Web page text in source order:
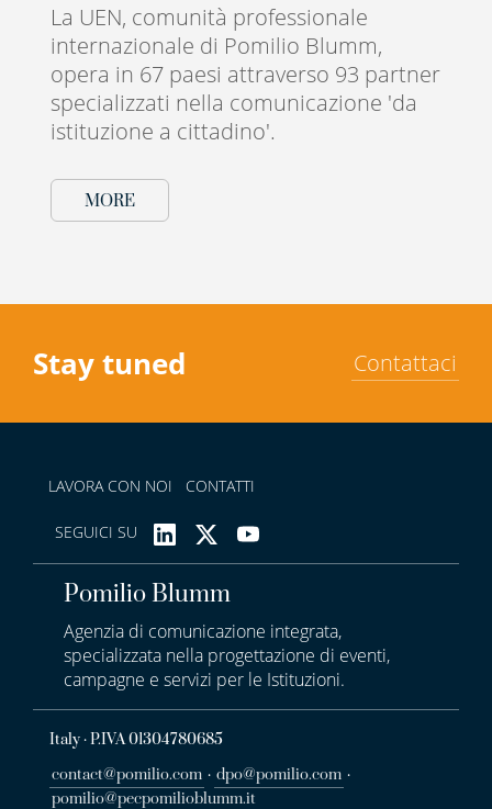
La UEN, comunità professionale
internazionale di Pomilio Blumm,
opera in 67 paesi attraverso 93 partner
specializzati nella comunicazione 'da
istituzione a cittadino'.
MORE
Stay tuned Contattaci
LAVORA CON NOI CONTATTI
SEGUICI SU
Pomilio Blumm
Agenzia di comunicazione integrata,
specializzata nella progettazione di eventi,
campagne e servizi per le Istituzioni.
Italy · P.IVA 01304780685
contact@pomilio.com · dpo@pomilio.com ·
pomilio@pecpomilioblumm.it